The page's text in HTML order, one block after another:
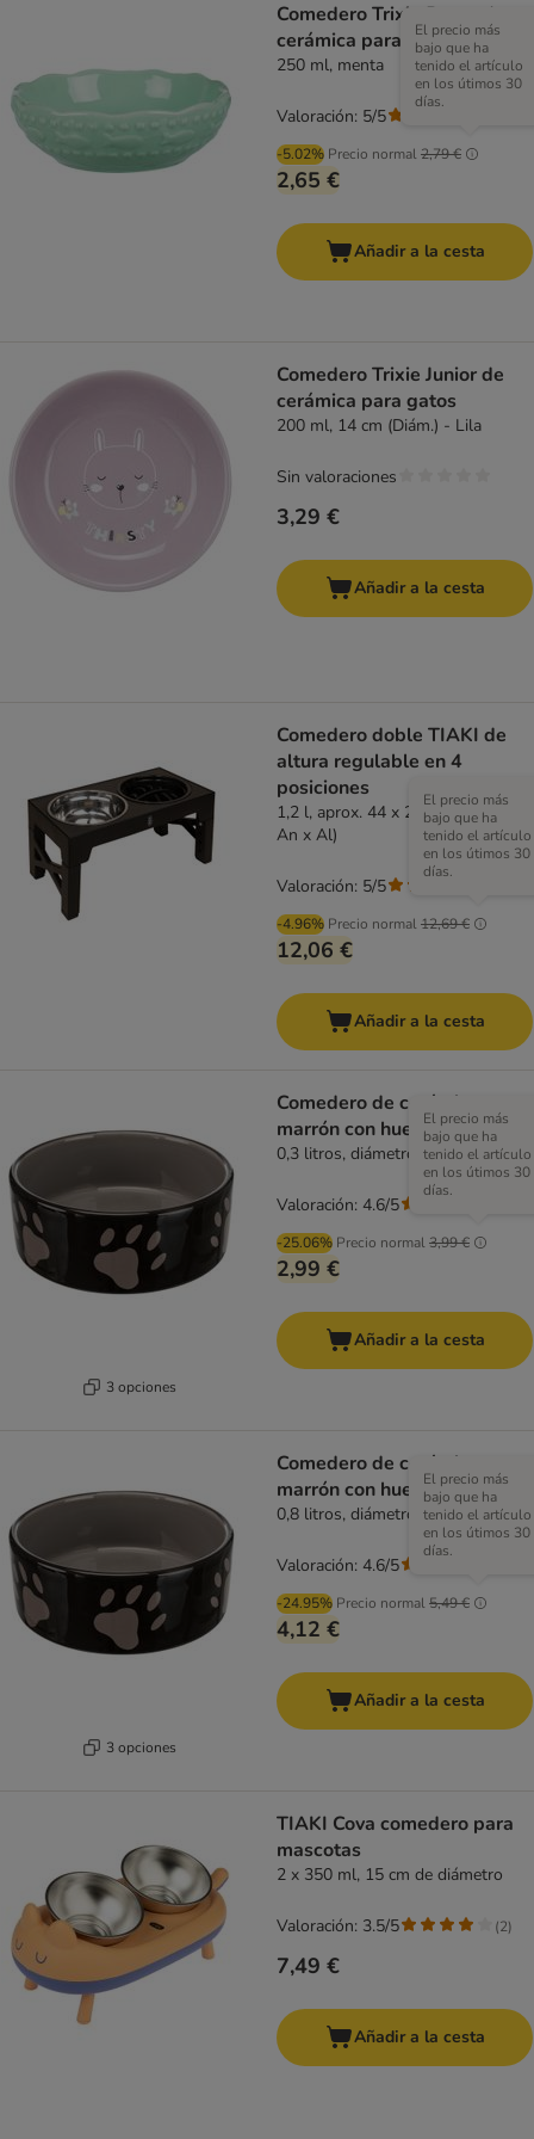
Comedero Trixie Peces de
cerámica para gatos
250 ml, menta
-5.02% Precio normal2,79 €
El precio más
bajo que ha
tenido el artículo
en los útimos 30
días.
2,65 €
Valoración: 5/5
Añadir a la cesta
Comedero Trixie Junior de
cerámica para gatos
200 ml, 14 cm (Diám.) - Lila
3,29 €
Sin valoraciones
Añadir a la cesta
Comedero doble TIAKI de
altura regulable en 4
posiciones
1,2 l, aprox. 44 x 23 x 8 cm (L x
An x Al)
-4.96% Precio normal12,69 €
El precio más
bajo que ha
tenido el artículo
en los útimos 30
días.
12,06 €
Valoración: 5/5
Añadir a la cesta
3 opciones
Comedero de cerámica
marrón con huellas Trixie
0,3 litros, diámetro 12 cm
-25.06% Precio normal3,99 €
El precio más
bajo que ha
tenido el artículo
en los útimos 30
días.
2,99 €
Valoración: 4.6/5
Añadir a la cesta
3 opciones
Comedero de cerámica
marrón con huellas Trixie
0,8 litros, diámetro 16 cm
-24.95% Precio normal5,49 €
El precio más
bajo que ha
tenido el artículo
en los útimos 30
días.
4,12 €
Valoración: 4.6/5
Añadir a la cesta
TIAKI Cova comedero para
mascotas
2 x 350 ml, 15 cm de diámetro
7,49 €
Valoración: 3.5/5 (2)
Añadir a la cesta